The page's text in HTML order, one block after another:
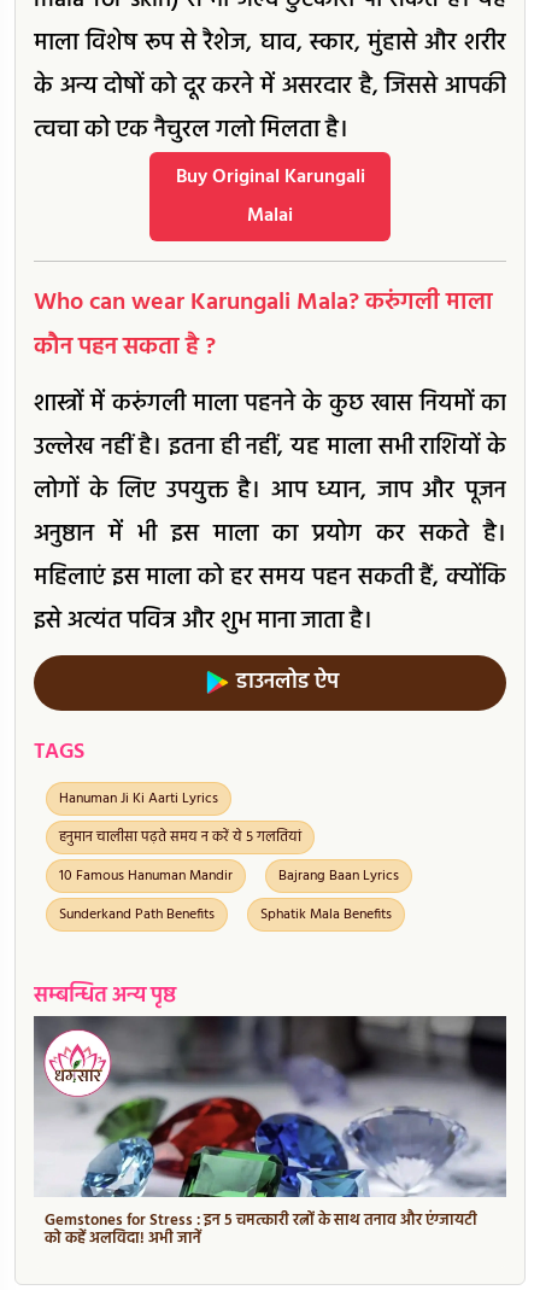
माला विशेष रूप से रैशेज, घाव, स्कार, मुंहासे और शरीर
के अन्य दोषों को दूर करने में असरदार है, जिससे आपकी
त्वचा को एक नैचुरल गलो मिलता है।
Buy Original Karungali
Malai
Who can wear Karungali Mala? करुंगली माला
कौन पहन सकता है ?
शास्त्रों में करुंगली माला पहनने के कुछ खास नियमों का
उल्लेख नहीं है। इतना ही नहीं, यह माला सभी राशियों के
लोगों के लिए उपयुक्त है। आप ध्यान, जाप और पूजन
अनुष्ठान में भी इस माला का प्रयोग कर सकते है।
महिलाएं इस माला को हर समय पहन सकती हैं, क्योंकि
इसे अत्यंत पवित्र और शुभ माना जाता है।
डाउनलोड ऐप
TAGS
Hanuman Ji Ki Aarti Lyrics
हनुमान चालीसा पढ़ते समय न करें ये 5 गलतियां
10 Famous Hanuman Mandir
Bajrang Baan Lyrics
Sunderkand Path Benefits
Sphatik Mala Benefits
सम्बन्धित अन्य पृष्ठ
Gemstones for Stress : इन 5 चमत्कारी रत्नों के साथ तनाव और एंग्जायटी
को कहें अलविदा! अभी जानें